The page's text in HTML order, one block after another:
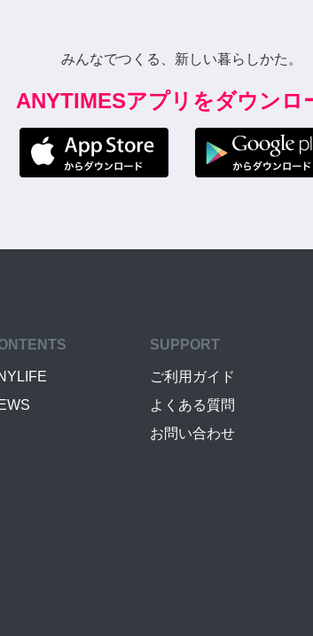
みんなでつくる、新しい暮らしかた。
ANYTIMESアプリをダウンロ
SUPPORT
ご利用ガイド
よくある質問
お問い合わせ